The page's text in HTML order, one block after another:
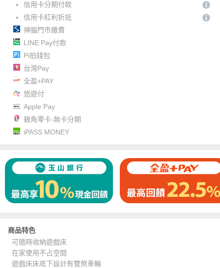
信用卡分期付款
信用卡紅利折抵
神腦門市繳費
LINE Pay付款
Pi拍錢包
台灣Pay
全盈+PAY
悠遊付
Apple Pay
銀角零卡-無卡分期
iPASS MONEY
商品特色
可隨時收納遊戲床
在家使用不占空間
遊戲床床底下設計有雙煞車輪